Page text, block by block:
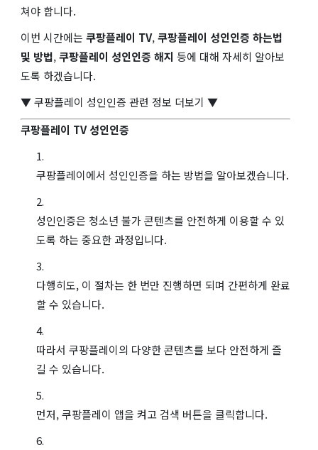
쳐야 합니다.
이번 시간에는 쿠팡플레이 TV,쿠팡플레이 성인인증 하는법
및 방법,쿠팡플레이 성인인증 해지 등에 대해 자세히 알아보
도록 하겠습니다.
▼ 쿠팡플레이 성인인증 관련 정보 더보기 ▼
쿠팡플레이 TV 성인인증
쿠팡플레이에서 성인인증을 하는 방법을 알아보겠습니다.
성인인증은 청소년 불가 콘텐츠를 안전하게 이용할 수 있
도록 하는 중요한 과정입니다.
다행히도, 이 절차는 한 번만 진행하면 되며 간편하게 완료
할 수 있습니다.
따라서 쿠팡플레이의 다양한 콘텐츠를 보다 안전하게 즐
길 수 있습니다.
먼저, 쿠팡플레이 앱을 켜고 검색 버튼을 클릭합니다.